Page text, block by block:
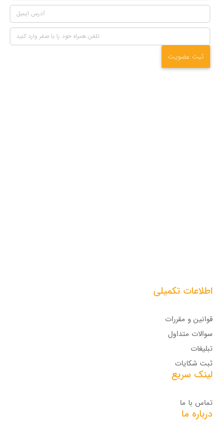
ثبت عضویت
اطلاعات تکمیلی
قوانین و مقررات
سوالات متداول
تبلیغات
ثبت شکایات
لینک سریع
تماس با ما
درباره ما